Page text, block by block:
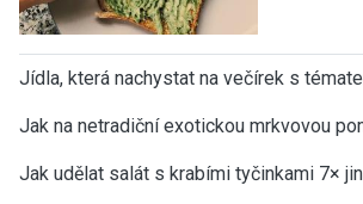
Jídla, která nachystat na večírek s
Jak na netradiční exotickou mrkvovou
Jak udělat salát s krabími tyčinkami 7×